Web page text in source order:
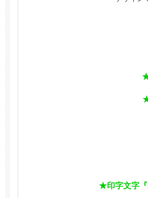
★
★印字文字